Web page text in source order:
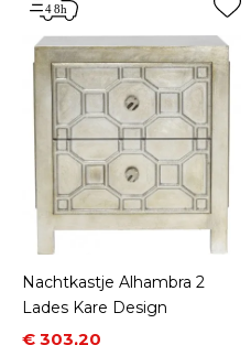
Nachtkastje Alhambra 2
Lades Kare Design
Prijs
€ 303,20
Normale prijs